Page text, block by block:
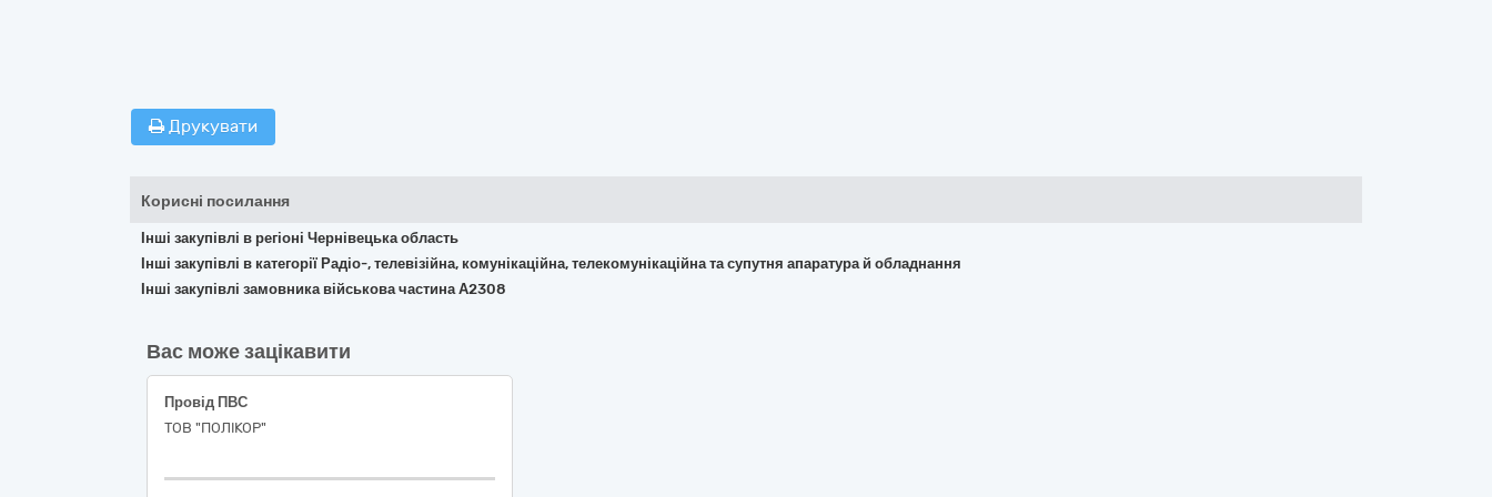
Друкувати
Корисні посилання
Інші закупівлі в регіоні Чернівецька область
Інші закупівлі в категорії Радіо-, телевізійна, комунікаційна, телекомунікаційна та супутня апаратура й обладнання
Інші закупівлі замовника військова частина А2308
Вас може зацікавити
Провід ПВС
ТОВ "ПОЛІКОР"